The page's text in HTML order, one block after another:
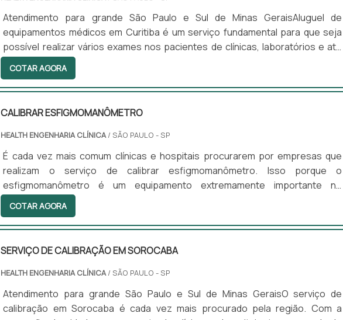
Atendimento para grande São Paulo e Sul de Minas GeraisAluguel de
equipamentos médicos em Curitiba é um serviço fundamental para que seja
possível realizar vários exames nos pacientes de clínicas, laboratórios e até
mesmo hospitais destes locais. Entretanto para que esses materiais tenham
qualidade é preciso conhecer uma boa empresa que ofereça a locação.
Detalhes importantes das empresas que fornecem o serviçoOs equipamentos
da área hospitalar são muito importantes para o diagnóstico de várias .
COTAR AGORA
CALIBRAR ESFIGMOMANÔ­METRO
HEALTH ENGENHARIA CLÍNICA/ SÃO PAULO - SP
É cada vez mais comum clínicas e hospitais procurarem por empresas que
realizam o serviço de calibrar esfigmomanô­metro. Isso porque o
esfigmomanô­metro é um equipamento extremamente importante no
diagnóstico da pressão arterial de um paciente.O que é o esfigmomanô­
metroSendo mais conhecido como aparelho de pressão, ou para medir
pressão, o esfigmomanô­metro é um equipamento usado para a verificação da
pressão arterial de um paciente. No mercado existem três tipos de aparelhos
de medição de pres.
COTAR AGORA
SERVIÇO DE CALIBRAÇÃO EM SOROCABA
HEALTH ENGENHARIA CLÍNICA/ SÃO PAULO - SP
Atendimento para grande São Paulo e Sul de Minas GeraisO serviço de
calibração em Sorocaba é cada vez mais procurado pela região. Com a